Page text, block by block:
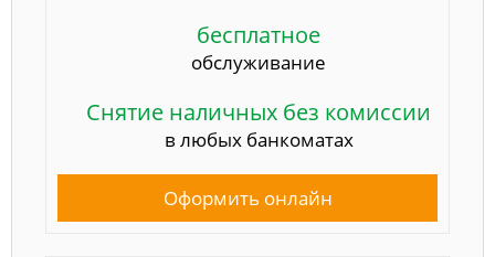
бесплатное
обслуживание
Снятие наличных без комиссии
в любых банкоматах
Оформить онлайн